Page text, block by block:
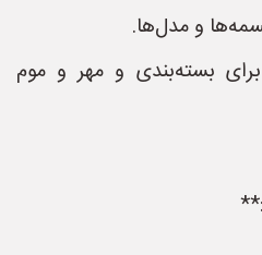
و مدل‌ها.
بسته‌بندی و مهر و موم